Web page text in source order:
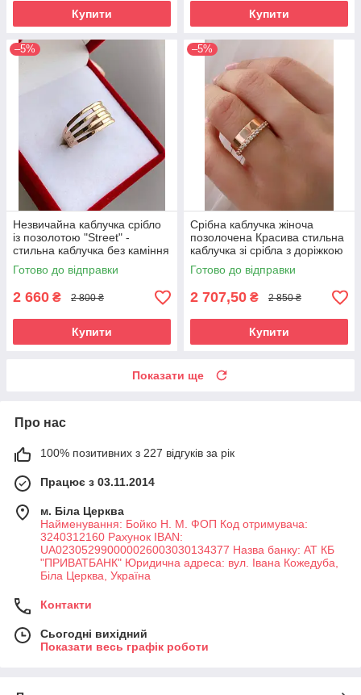
Купити Купити
–5%
Незвичайна каблучка срібло
із позолотою "Street" -
стильна каблучка без каміння
Готово до відправки
2 660 ₴ 2 800 ₴
Купити
–5%
Срібна каблучка жіноча
позолочена Красива стильна
каблучка зі срібла з доріжкою
білих фіанітів
Готово до відправки
2 707,50 ₴ 2 850 ₴
Купити
Показати ще
Про нас
100% позитивних з 227 відгуків за рік
Працює з 03.11.2014
м. Біла Церква
Найменування: Бойко Н. М. ФОП Код отримувача:
3240312160 Рахунок IBAN:
UA023052990000026003030134377 Назва банку: АТ КБ
"ПРИВАТБАНК" Юридична адреса: вул. Івана Кожедуба,
Біла Церква, Україна
Контакти
Сьогодні вихідний
Показати весь графік роботи